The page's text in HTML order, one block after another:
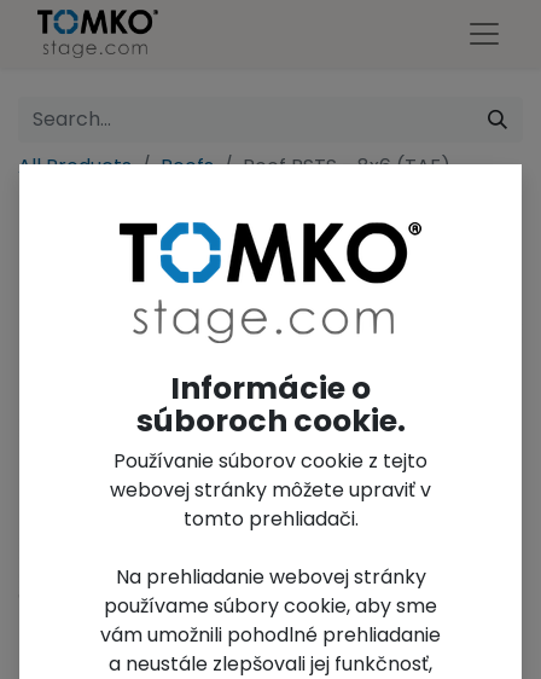
All Products Roofs Roof RSTS - 8x6 (TAF)
Informácie o
súboroch cookie.
Používanie súborov cookie z tejto
webovej stránky môžete upraviť v
tomto prehliadači.
Na prehliadanie webovej stránky
používame súbory cookie, aby sme
vám umožnili pohodlné prehliadanie
a neustále zlepšovali jej funkčnosť,